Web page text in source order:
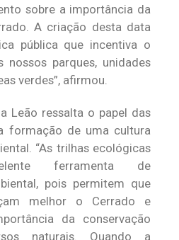
sobre a importância da
A criação desta data
pública que incentiva o
nossos parques, unidades
verdes”, afirmou.
Leão ressalta o papel das
formação de uma cultura
“As trilhas ecológicas
ferramenta de
pois permitem que
melhor o Cerrado e
da conservação
naturais. Quando a